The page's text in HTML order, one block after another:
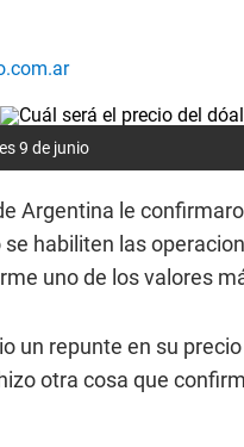
9 de junio
Argentina le
se habiliten las
uno de los valores
un repunte en su
otra cosa que